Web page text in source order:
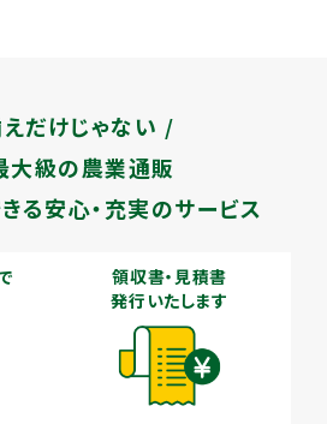
だけじゃない /
大級の農業通販
る安心・充実のサービス
領収書・見積書
発行いたします